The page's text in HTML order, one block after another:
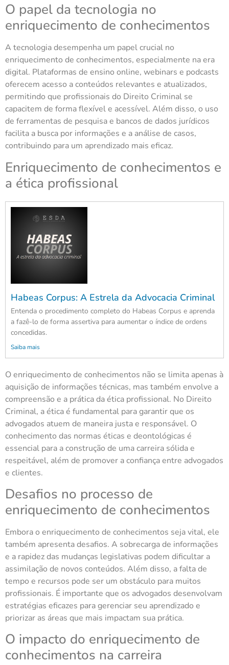
O papel da tecnologia no
enriquecimento de conhecimentos
A tecnologia desempenha um papel crucial no
enriquecimento de conhecimentos, especialmente na era
digital. Plataformas de ensino online, webinars e podcasts
oferecem acesso a conteúdos relevantes e atualizados,
permitindo que profissionais do Direito Criminal se
capacitem de forma flexível e acessível. Além disso, o uso
de ferramentas de pesquisa e bancos de dados jurídicos
facilita a busca por informações e a análise de casos,
contribuindo para um aprendizado mais eficaz.
Enriquecimento de conhecimentos e
a ética profissional
Habeas Corpus: A Estrela da Advocacia Criminal
Entenda o procedimento completo do Habeas Corpus e aprenda
a fazê-lo de forma assertiva para aumentar o índice de ordens
concedidas.
Saiba mais
O enriquecimento de conhecimentos não se limita apenas à
aquisição de informações técnicas, mas também envolve a
compreensão e a prática da ética profissional. No Direito
Criminal, a ética é fundamental para garantir que os
advogados atuem de maneira justa e responsável. O
conhecimento das normas éticas e deontológicas é
essencial para a construção de uma carreira sólida e
respeitável, além de promover a confiança entre advogados
e clientes.
Desafios no processo de
enriquecimento de conhecimentos
Embora o enriquecimento de conhecimentos seja vital, ele
também apresenta desafios. A sobrecarga de informações
e a rapidez das mudanças legislativas podem dificultar a
assimilação de novos conteúdos. Além disso, a falta de
tempo e recursos pode ser um obstáculo para muitos
profissionais. É importante que os advogados desenvolvam
estratégias eficazes para gerenciar seu aprendizado e
priorizar as áreas que mais impactam sua prática.
O impacto do enriquecimento de
conhecimentos na carreira